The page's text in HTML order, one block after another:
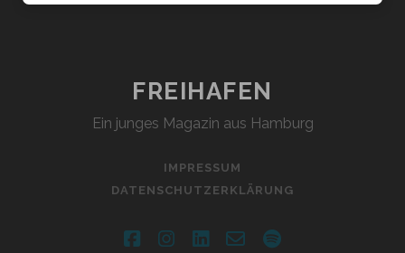
REIHEIT
FREIHAFEN
Ein junges Magazin aus Hamburg
IMPRESSUM
DATENSCHUTZERKLÄRUNG
facebookinstagram
linkedin
email-spotify